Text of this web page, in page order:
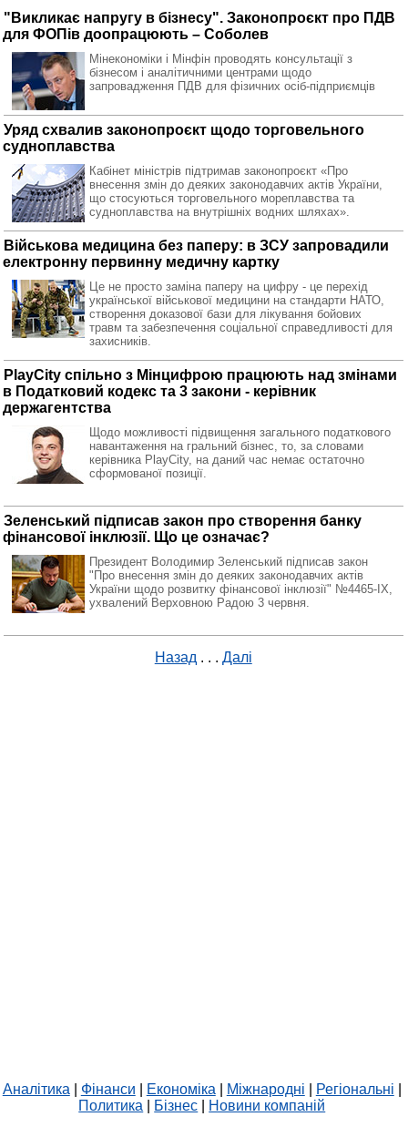
"Викликає напругу в бізнесу". Законопроєкт про ПДВ
для ФОПів доопрацюють – Соболев
Мінекономіки і Мінфін проводять консультації з
бізнесом і аналітичними центрами щодо
запровадження ПДВ для фізичних осіб-підприємців
Уряд схвалив законопроєкт щодо торговельного
судноплавства
Кабінет міністрів підтримав законопроєкт «Про
внесення змін до деяких законодавчих актів України,
що стосуються торговельного мореплавства та
судноплавства на внутрішніх водних шляхах».
Військова медицина без паперу: в ЗСУ запровадили
електронну первинну медичну картку
Це не просто заміна паперу на цифру - це перехід
української військової медицини на стандарти НАТО,
створення доказової бази для лікування бойових
травм та забезпечення соціальної справедливості для
захисників.
PlayCity спільно з Мінцифрою працюють над змінами
в Податковий кодекс та 3 закони - керівник
держагентства
Щодо можливості підвищення загального податкового
навантаження на гральний бізнес, то, за словами
керівника PlayCity, на даний час немає остаточно
сформованої позиції.
Зеленський підписав закон про створення банку
фінансової інклюзії. Що це означає?
Президент Володимир Зеленський підписав закон
"Про внесення змін до деяких законодавчих актів
України щодо розвитку фінансової інклюзії" №4465-ІХ,
ухвалений Верховною Радою 3 червня.
Назад . . . Далі
Аналітика Фінанси Економіка Міжнародні Регіональні
Политика
Бізнес Новини компаній